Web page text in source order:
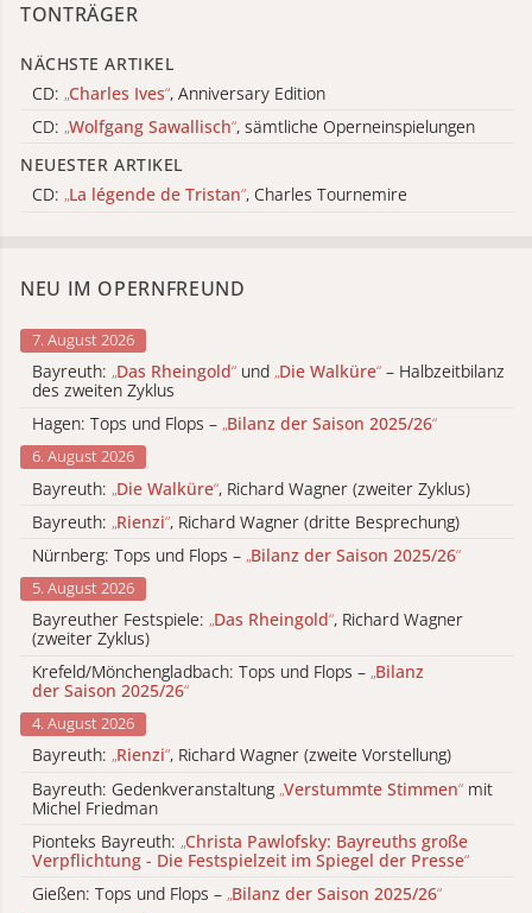
TONTRÄGER
NÄCHSTE ARTIKEL
CD: „Charles Ives“, Anniversary Edition
CD: „Wolfgang Sawallisch“, sämtliche Operneinspielungen
NEUESTER ARTIKEL
CD: „La légende de Tristan“, Charles Tournemire
NEU IM OPERNFREUND
7. August 2026
Bayreuth: „Das Rheingold“ und „Die Walküre“ – Halbzeitbilanz
des zweiten Zyklus
Hagen: Tops und Flops – „Bilanz der Saison 2025/26“
6. August 2026
Bayreuth: „Die Walküre“, Richard Wagner (zweiter Zyklus)
Bayreuth: „Rienzi“, Richard Wagner (dritte Besprechung)
Nürnberg: Tops und Flops – „Bilanz der Saison 2025/26“
5. August 2026
Bayreuther Festspiele: „Das Rheingold“, Richard Wagner
(zweiter Zyklus)
Krefeld/Mönchengladbach: Tops und Flops – „Bilanz
der Saison 2025/26“
4. August 2026
Bayreuth: „Rienzi“, Richard Wagner (zweite Vorstellung)
Bayreuth: Gedenkveranstaltung „Verstummte Stimmen“ mit
Michel Friedman
Pionteks Bayreuth: „Christa Pawlofsky: Bayreuths große
Verpflichtung - Die Festspielzeit im Spiegel der Presse“
Gießen: Tops und Flops – „Bilanz der Saison 2025/26“